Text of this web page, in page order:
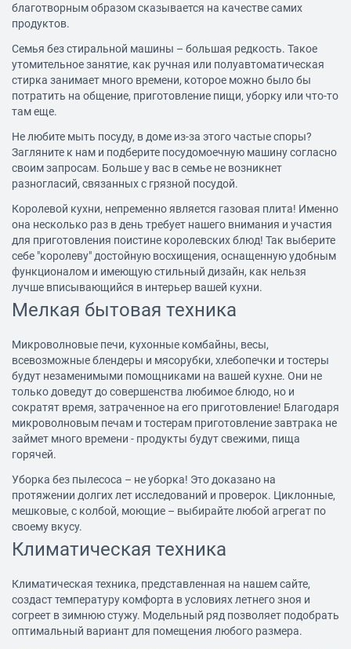
благотворным образом сказывается на качестве самих
продуктов.
Семья без стиральной машины – большая редкость. Такое
утомительное занятие, как ручная или полуавтоматическая
стирка занимает много времени, которое можно было бы
потратить на общение, приготовление пищи, уборку или что-то
там еще.
Не любите мыть посуду, в доме из-за этого частые споры?
Загляните к нам и подберите посудомоечную машинусогласно
своим запросам. Больше у вас в семье не возникнет
разногласий, связанных с грязной посудой.
Королевой кухни, непременно является газовая плита! Именно
она несколько раз в день требует нашего внимания и участия
для приготовления поистине королевских блюд! Так выберите
себе "королеву" достойную восхищения, оснащенную удобным
функционалом и имеющую стильный дизайн, как нельзя
лучше вписывающийся в интерьер вашей кухни.
Мелкая бытовая техника
Микроволновые печи, кухонные комбайны, весы,
всевозможные блендеры и мясорубки, хлебопечки и тостеры
будут незаменимыми помощниками на вашей кухне. Они не
только доведут до совершенства любимое блюдо, но и
сократят время, затраченное на его приготовление! Благодаря
микроволновым печам и тостерам приготовление завтрака не
займет много времени - продукты будут свежими, пища
горячей.
Уборка без пылесоса – не уборка! Это доказано на
протяжении долгих лет исследований и проверок. Циклонные,
мешковые, с колбой, моющие – выбирайте любой агрегат по
своему вкусу.
Климатическая техника
Климатическая техника, представленная на нашем сайте,
создаст температуру комфорта в условиях летнего зноя и
согреет в зимнюю стужу. Модельный ряд позволяет подобрать
оптимальный вариант для помещения любого размера.